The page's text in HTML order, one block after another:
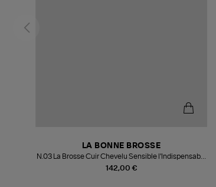
142,00 €
LA BONNE BROSSE
N.03 La Brosse Cuir Chevelu Sensible l'Indispensable
Douceur Bleu Encre